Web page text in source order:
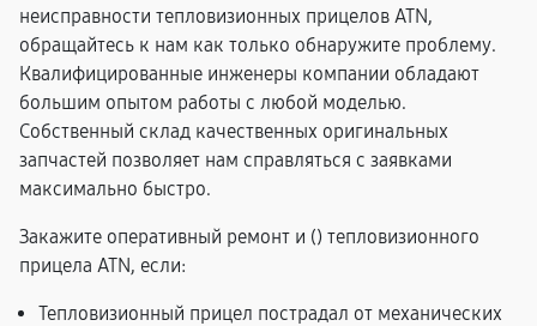
неисправности тепловизионных прицелов ATN,
обращайтесь к нам как только обнаружите проблему.
Квалифицированные инженеры компании обладают
большим опытом работы с любой моделью.
Собственный склад качественных оригинальных
запчастей позволяет нам справляться с заявками
максимально быстро.
Закажите оперативный ремонт и () тепловизионного
прицела ATN, если:
Тепловизионный прицел пострадал от механических